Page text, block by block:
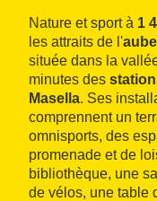
Nature et sport à 1
les attraits de l'
située dans la
minutes des
Masella. Ses
comprennent un
omnisports, des
promenade et de
bibliothèque, une
de vélos, une table